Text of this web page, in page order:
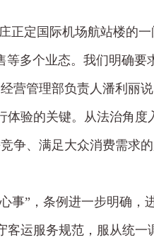
定国际机场航站楼的一
多个业态。我们明确
营管理部负责人潘利丽说
验的关键。从法治角
争、满足大众消费需
事”，条例进一步明确
运服务规范，服从统一